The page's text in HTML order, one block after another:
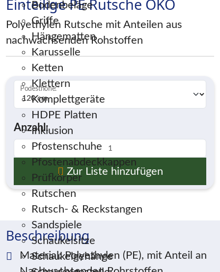
Bodenbeläge
Griffe
Hängematten
Karusselle
Ketten
Klettern
Komplettgeräte
HDPE Platten
Inklusion
Pfostenschuhe
Pfostenabdeckkappen
Prüfkörper
Rutschen
Rutsch- & Reckstangen
Sandspiele
Schaukelsitze
Schaukelgehänge
Einteilige PE Rutsche ÖKO
Polyethylen Rutsche mit Anteilen aus
nachwachsenden Rohstoffen
Podesthöhe:*
Anzahl:
Zur Liste hinzufügen
Beschreibung
Material: Polyethylen (PE), mit Anteil an